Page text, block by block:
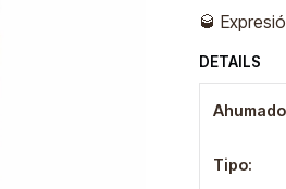
🥃
DETAILS
Tipo: